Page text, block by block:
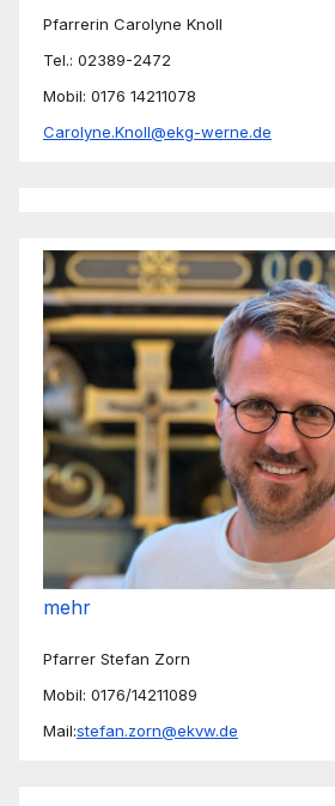
Pfarrerin Carolyne Knoll
Tel.: 02389-2472
Mobil: 0176 14211078
Carolyne.Knoll@ekg-werne.de
mehr
Pfarrer Stefan Zorn
Mobil: 0176/14211089
Mail:stefan.zorn@ekvw.de